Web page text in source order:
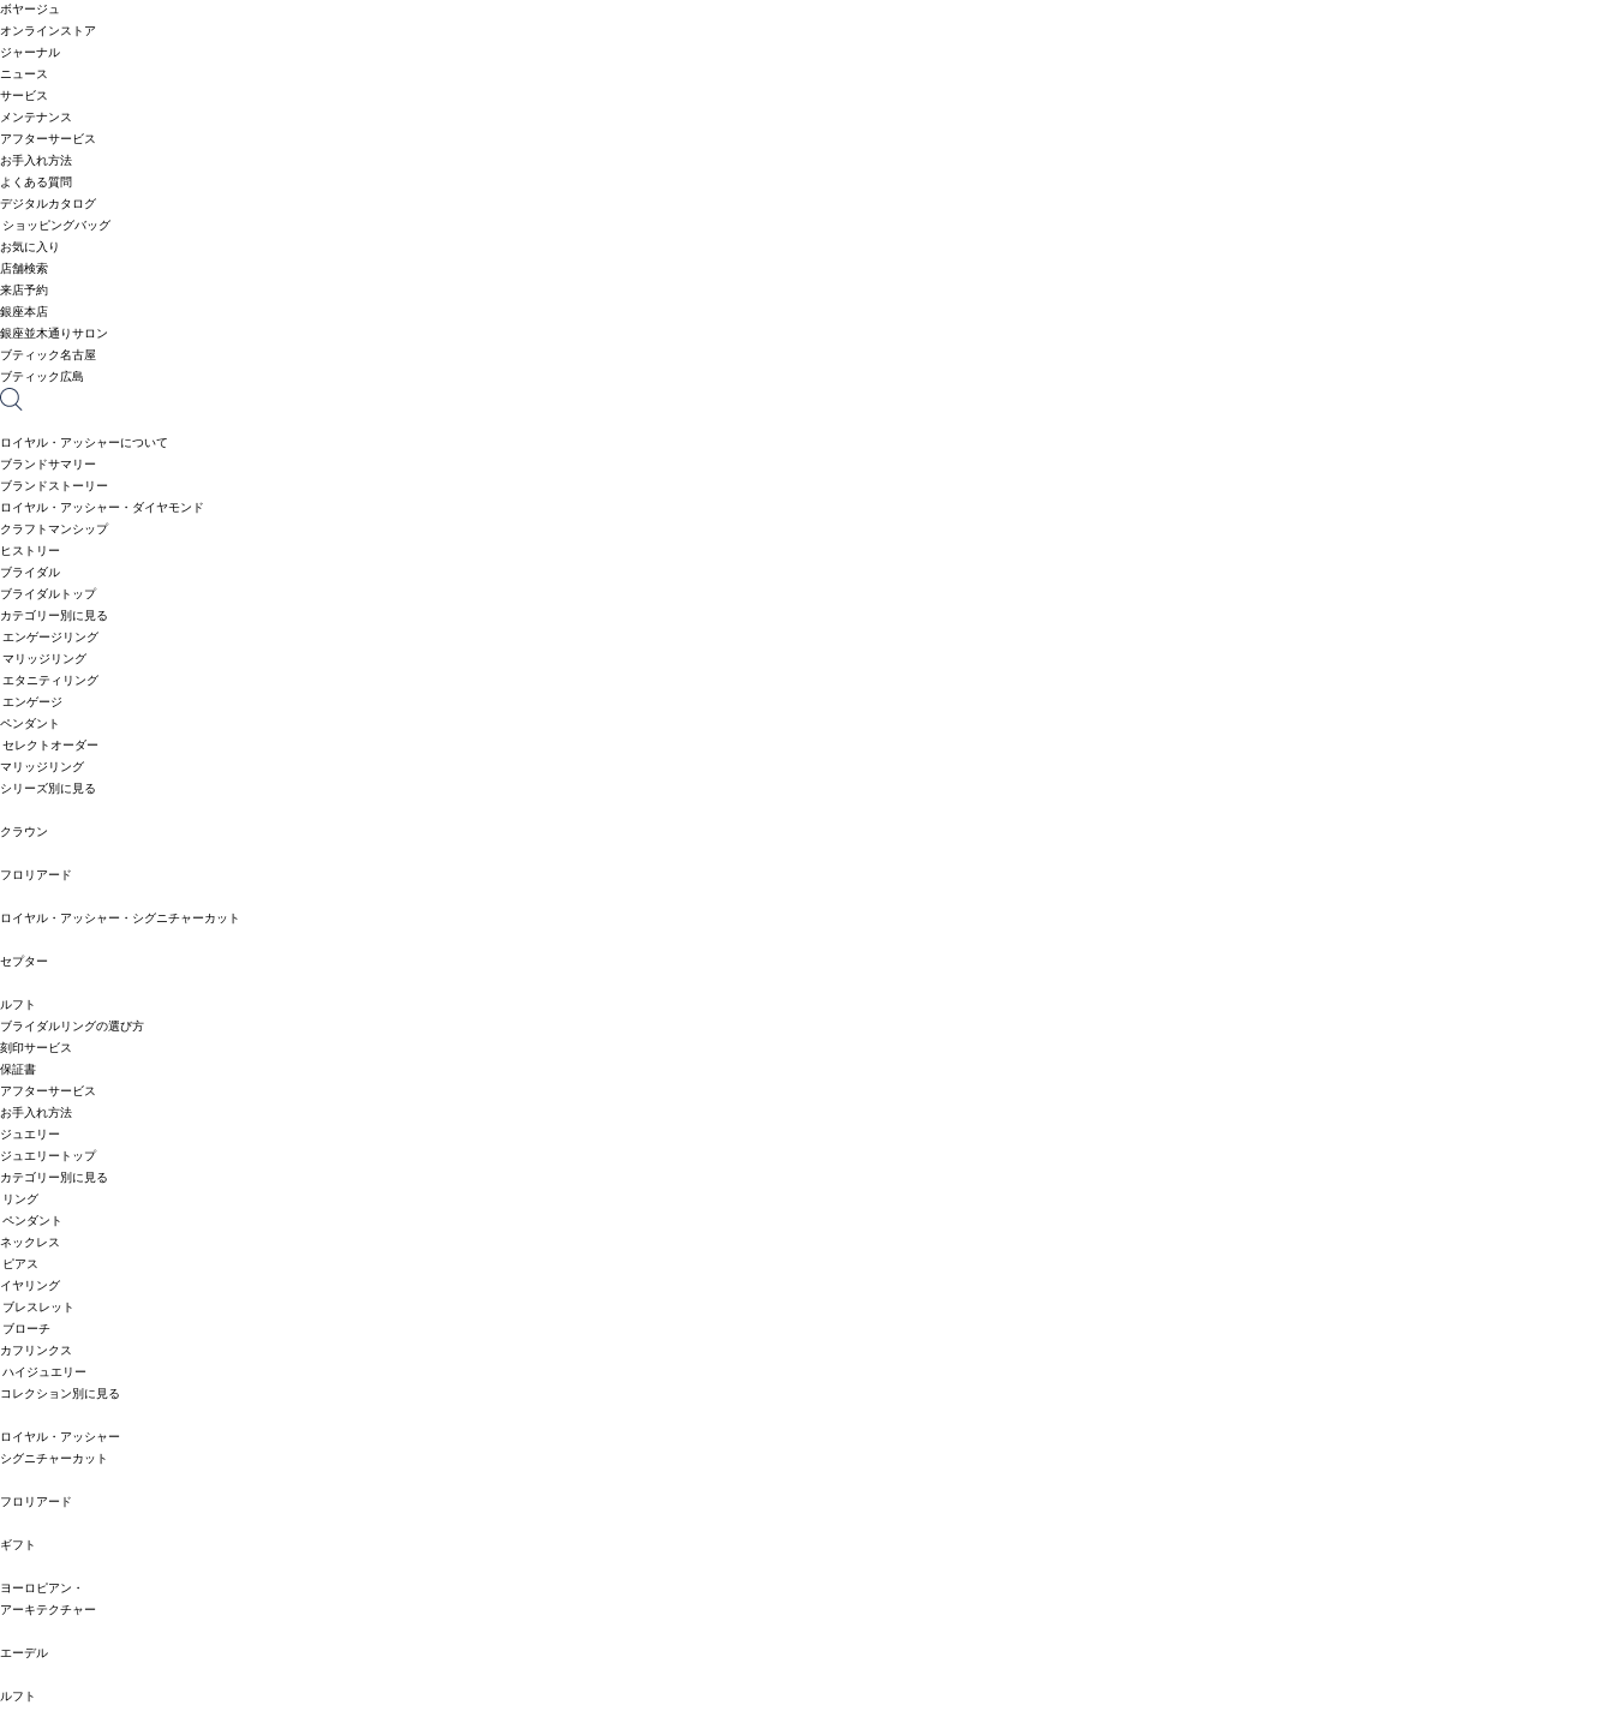
ボヤージュ
オンラインストア
ジャーナル
ニュース
サービス
メンテナンス
アフターサービス
お手入れ方法
よくある質問
デジタルカタログ
ショッピングバッグ
お気に入り
店舗検索
来店予約
銀座本店
銀座並木通りサロン
ブティック名古屋
ブティック広島
ロイヤル・アッシャーについて
ブランドサマリー
ブランドストーリー
ロイヤル・アッシャー・ダイヤモンド
クラフトマンシップ
ヒストリー
ブライダル
ブライダルトップ
カテゴリー別に見る
エンゲージリング
マリッジリング
エタニティリング
エンゲージ
ペンダント
セレクトオーダー
マリッジリング
シリーズ別に見る
クラウン
フロリアード
ロイヤル・アッシャー・シグニチャーカット
セプター
ルフト
ブライダルリングの選び方
刻印サービス
保証書
アフターサービス
お手入れ方法
ジュエリー
ジュエリートップ
カテゴリー別に見る
リング
ペンダント
ネックレス
ピアス
イヤリング
ブレスレット
ブローチ
カフリンクス
ハイジュエリー
コレクション別に見る
ロイヤル・アッシャー
シグニチャーカット
フロリアード
ギフト
ヨーロピアン・
アーキテクチャー
エーデル
ルフト